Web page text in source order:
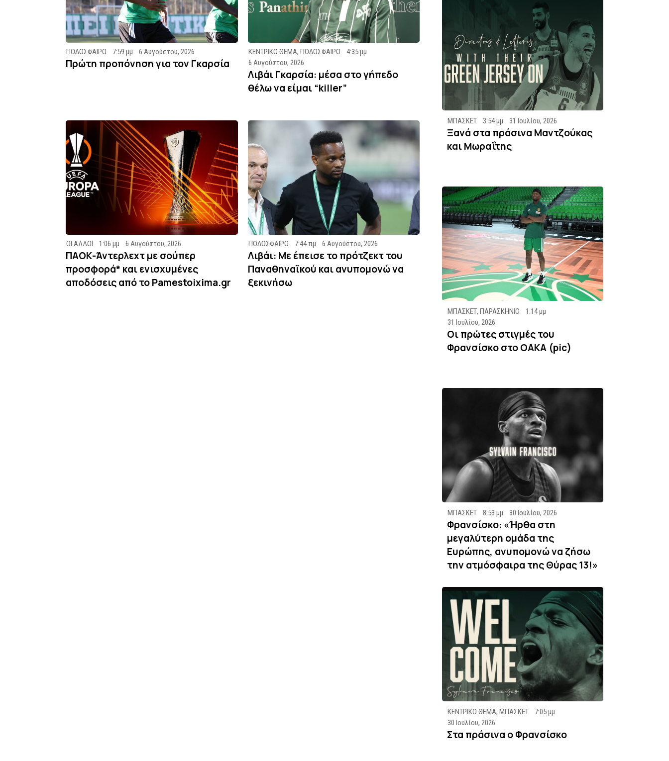
ΠΟΔΟΣΦΑΙΡΟ 7:59 μμ 6 Αυγούστου, 2026
Πρώτη προπόνηση για τον Γκαρσία
ΚΕΝΤΡΙΚΟ ΘΕΜΑ, ΠΟΔΟΣΦΑΙΡΟ
4:35 μμ
6 Αυγούστου, 2026
Λιβάι Γκαρσία: μέσα στο γήπεδο
θέλω να είμαι “killer”
ΟΙ ΑΛΛΟΙ 1:06 μμ 6 Αυγούστου, 2026
ΠΑΟΚ-Άντερλεχτ με σούπερ
προσφορά* και ενισχυμένες
αποδόσεις από το Pamestoixima.gr
ΠΟΔΟΣΦΑΙΡΟ 7:44 πμ 6 Αυγούστου, 2026
Λιβάι: Με έπεισε το πρότζεκτ του
Παναθηναϊκού και ανυπομονώ να
ξεκινήσω
ΜΠΑΣΚΕΤ 3:54 μμ 31 Ιουλίου, 2026
Ξανά στα πράσινα Μαντζούκας
και Μωραΐτης
ΜΠΑΣΚΕΤ, ΠΑΡΑΣΚΗΝΙΟ
1:14 μμ
31 Ιουλίου, 2026
Οι πρώτες στιγμές του
Φρανσίσκο στο ΟΑΚΑ (pic)
ΜΠΑΣΚΕΤ 8:53 μμ 30 Ιουλίου, 2026
Φρανσίσκο: «Ήρθα στη
μεγαλύτερη ομάδα της
Ευρώπης, ανυπομονώ να ζήσω
την ατμόσφαιρα της Θύρας 13!»
ΚΕΝΤΡΙΚΟ ΘΕΜΑ, ΜΠΑΣΚΕΤ
7:05 μμ
30 Ιουλίου, 2026
Στα πράσινα ο Φρανσίσκο